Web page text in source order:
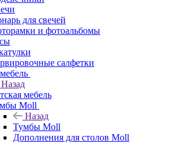
для свечей
и фотоальбомы
салфетки
Назад
мебель
Moll
Назад
Тумбы Moll
Дополнения для столов Moll